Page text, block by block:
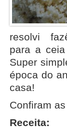
resolvi
para a
Super
época do
casa!
Confiram
Receita: